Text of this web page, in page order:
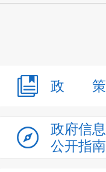
政策
政府信息
公开指南